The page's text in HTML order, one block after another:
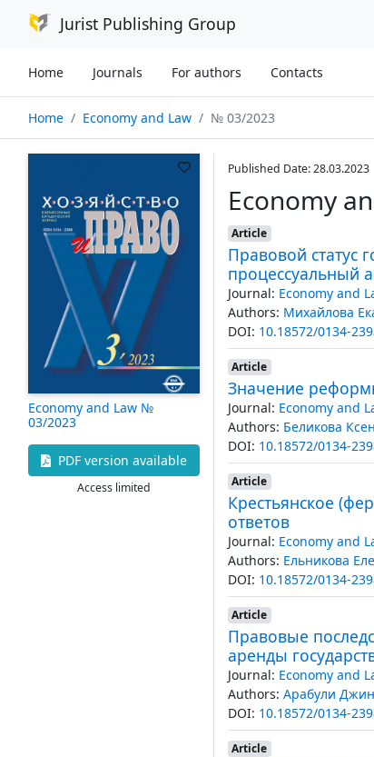
Jurist Publishing Group
Home Journals For authors Contacts
Home Economy and Law № 03/2023
Economy and Law №
03/2023
PDF version available
Access limited
Published Date: 28.03.2023
Economy
Article
Правовой статус
процессуальный
Journal: Economy and
Authors: Михайлова
DOI: 10.18572/0134-
Article
Значение
Journal: Economy and
Authors: Беликова
DOI: 10.18572/0134-
Article
Крестьянское
ответов
Journal: Economy and
Authors: Ельникова
DOI: 10.18572/0134-
Article
Правовые
аренды
Journal: Economy and
Authors: Арабули
DOI: 10.18572/0134-
Article